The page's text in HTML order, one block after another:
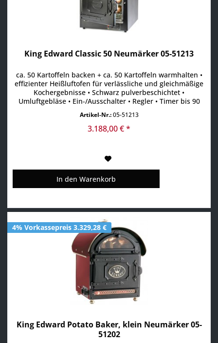
King Edward Classic 50 Neumärker 05-51213
ca. 50 Kartoffeln backen + ca. 50 Kartoffeln warmhalten •
effizienter Heißluftofen für verlässliche und gleichmäßige
Kochergebnisse • Schwarz pulverbeschichtet •
Umluftgebläse • Ein-/Ausschalter • Regler • Timer bis 90
Rückseite mit Schaufenster und schwarzer Menü-Tafel
aus Glas für den Thekeneinsatz
Artikel-Nr.:05-51213
3.188,00 € *
In den Warenkorb
4% Vorkassepreis 3.329,28 €
King Edward Potato Baker, klein Neumärker 05-
51202